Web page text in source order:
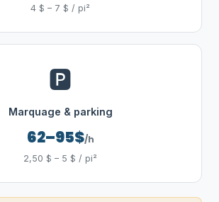
4 $ – 7 $ / pi²
🅿️
Marquage & parking
62–95$/h
2,50 $ – 5 $ / pi²